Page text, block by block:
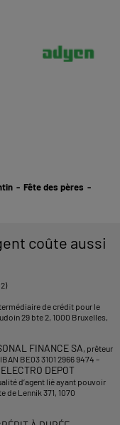
- Fête des pères -
coûte aussi
de crédit pour le
29 bte 2, 1000 Bruxelles,
FINANCE SA, prêteur
BE03 3101 2966 9474 –
ELECTRO DEPOT
d’agent lié ayant pouvoir
de Lennik 371, 1070